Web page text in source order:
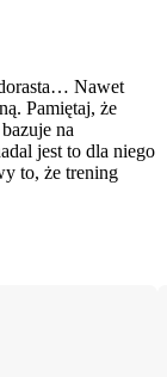
Nawet
Pamiętaj, że
na
jest to dla niego
to, że trening